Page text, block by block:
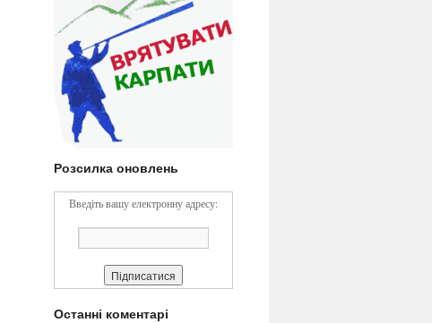
Розсилка оновлень
Введіть вашу електронну адресу:
Останні коментарі